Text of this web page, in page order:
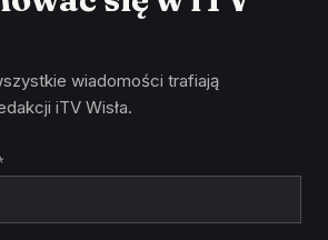
wiadomości trafiają
iTV Wisła.